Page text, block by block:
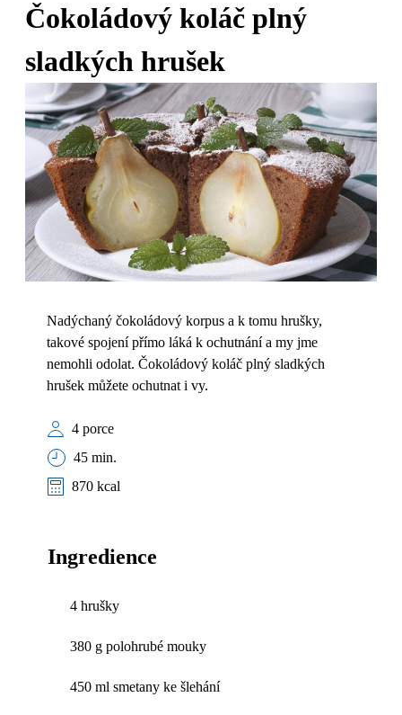
Čokoládový koláč plný
sladkých hrušek
Nadýchaný čokoládový korpus a k tomu hrušky,
takové spojení přímo láká k ochutnání a my jme
nemohli odolat. Čokoládový koláč plný sladkých
hrušek můžete ochutnat i vy.
4 porce
45 min.
870 kcal
Ingredience
4 hrušky
380 g polohrubé mouky
450 ml smetany ke šlehání